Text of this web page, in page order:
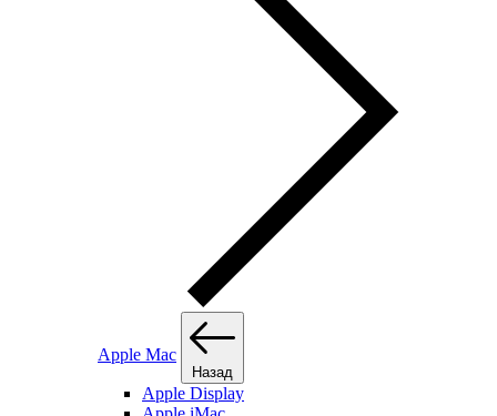
Apple Mac
Назад
Apple Display